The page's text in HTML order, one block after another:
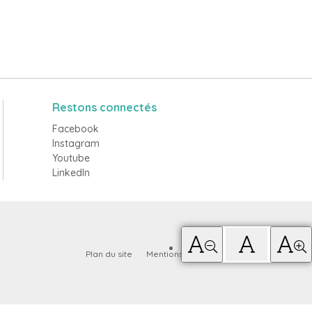
Restons connectés
Facebook
Instagram
Youtube
LinkedIn
Plan du site Mentions légales Contact